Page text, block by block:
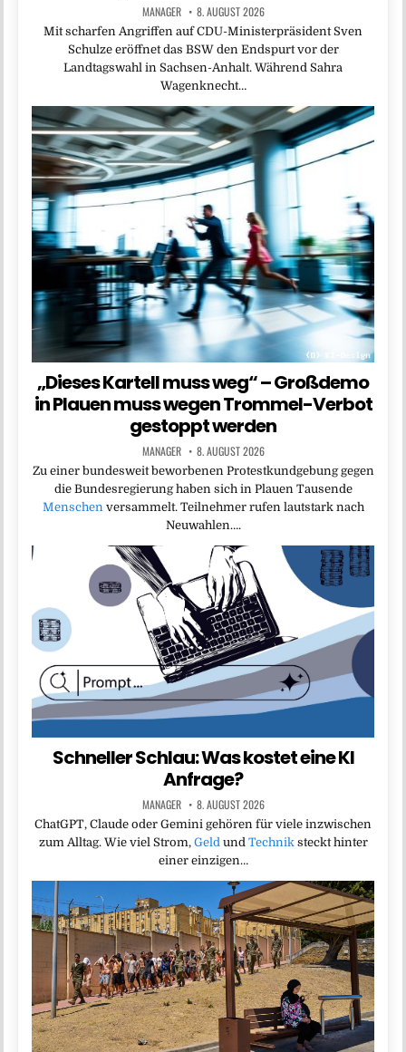
MANAGER 8. AUGUST 2026
Mit scharfen Angriffen auf CDU-Ministerpräsident Sven
Schulze eröffnet das BSW den Endspurt vor der
Landtagswahl in Sachsen-Anhalt. Während Sahra
Wagenknecht…
„Dieses Kartell muss weg“ – Großdemo
in Plauen muss wegen Trommel-Verbot
gestoppt werden
MANAGER 8. AUGUST 2026
Zu einer bundesweit beworbenen Protestkundgebung gegen
die Bundesregierung haben sich in Plauen Tausende
Menschen versammelt. Teilnehmer rufen lautstark nach
Neuwahlen….
Schneller Schlau: Was kostet eine KI
Anfrage?
MANAGER 8. AUGUST 2026
ChatGPT, Claude oder Gemini gehören für viele inzwischen
zum Alltag. Wie viel Strom, Geld und Techniksteckt hinter
einer einzigen…